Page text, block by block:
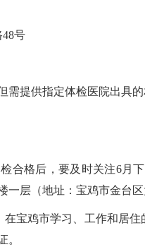
号
需提供指定体检医院出具
合格后，要及时关注6月
层（地址：宝鸡市金台区
宝鸡市学习、工作和居
。